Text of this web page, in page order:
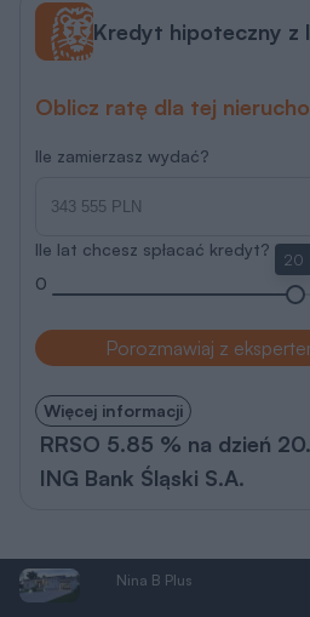
Kredyt hipoteczny z
Oblicz ratę dla tej
Ile zamierzasz wydać?
Ile lat chcesz spłacać kredyt?
0
20
Porozmawiaj z
Więcej informacji
RRSO 5.85 % na dzień
ING Bank Śląski S.A.
Nina B Plus